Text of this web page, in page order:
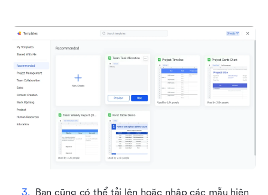
Bạn cũng có thể tải lên hoặc nhập các mẫu hiện